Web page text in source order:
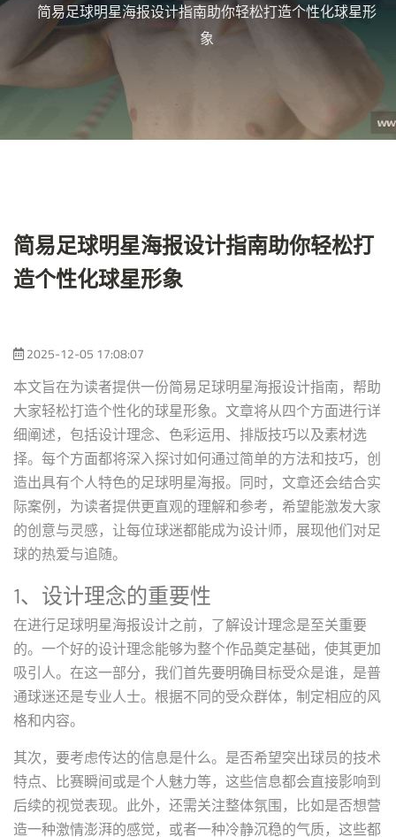
简易足球明星海报设计指南助你轻松打造个性化球星形
象
简易足球明星海报设计指南助你轻松打
造个性化球星形象
2025-12-05 17:08:07
本文旨在为读者提供一份简易足球明星海报设计指南，帮助
大家轻松打造个性化的球星形象。文章将从四个方面进行详
细阐述，包括设计理念、色彩运用、排版技巧以及素材选
择。每个方面都将深入探讨如何通过简单的方法和技巧，创
造出具有个人特色的足球明星海报。同时，文章还会结合实
际案例，为读者提供更直观的理解和参考，希望能激发大家
的创意与灵感，让每位球迷都能成为设计师，展现他们对足
球的热爱与追随。
1、设计理念的重要性
在进行足球明星海报设计之前，了解设计理念是至关重要
的。一个好的设计理念能够为整个作品奠定基础，使其更加
吸引人。在这一部分，我们首先要明确目标受众是谁，是普
通球迷还是专业人士。根据不同的受众群体，制定相应的风
格和内容。
其次，要考虑传达的信息是什么。是否希望突出球员的技术
特点、比赛瞬间或是个人魅力等，这些信息都会直接影响到
后续的视觉表现。此外，还需关注整体氛围，比如是否想营
造一种激情澎湃的感觉，或者一种冷静沉稳的气质，这些都